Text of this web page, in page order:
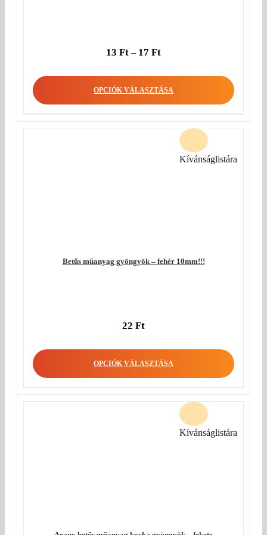
13 Ft – 17 Ft
OPCIÓK VÁLASZTÁSA
Betűs műanyag gyöngyök – fehér 10mm!!!
22 Ft
OPCIÓK VÁLASZTÁSA
Kívánságlistára
Kívánságlistára